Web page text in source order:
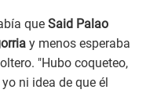
que Said Palao
y menos esperaba
"Hubo coqueteo,
ni idea de que él